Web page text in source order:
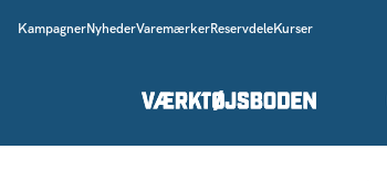
KampagnerNyhederVaremærkerReservdeleKurser